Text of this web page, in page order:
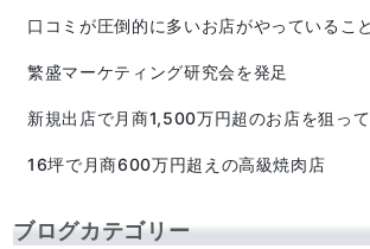
口コミが圧倒的に多いお店がやっていること
繁盛マーケティング研究会を発足
新規出店で月商1,500万円超のお店を狙っ
16坪で月商600万円超えの高級焼肉店
ブログカテゴリー